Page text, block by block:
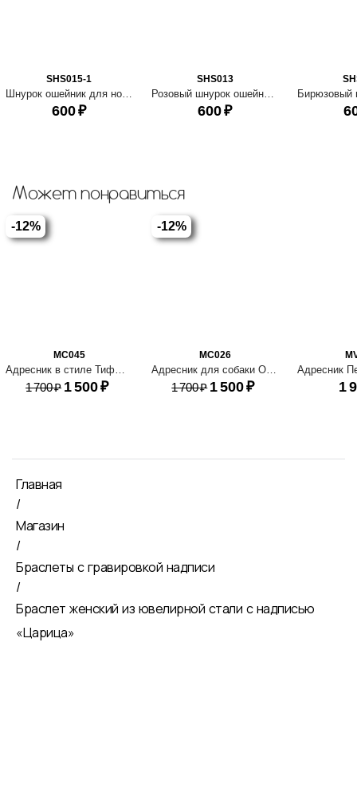
SHS015-1
Шнурок ошейник для ношения адресника Графит
600₽
SHS013
Розовый шнурок ошейник для адресника
600₽
Может понравиться
-12%
MC045
Адресник в стиле Тиффани
1 700₽ 1 500₽
-12%
MC026
Адресник для собаки Оливия
1 700₽ 1 500₽ 1
Главная
/
Магазин
/
Браслеты с гравировкой надписи
/
Браслет женский из ювелирной стали с надписью
«Царица»